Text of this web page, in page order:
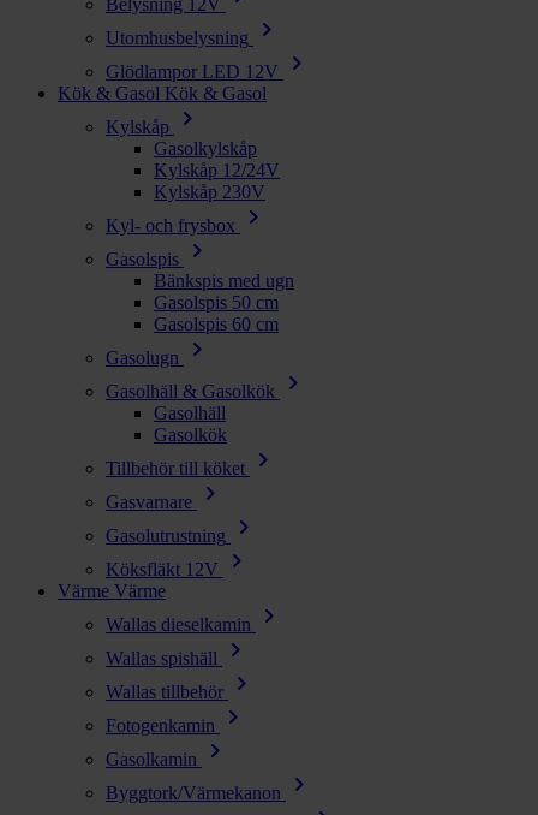
Belysning 12V
Utomhusbelysning chevron_right
Glödlampor LED 12V chevron_right
Kök & Gasol Kök & Gasol
Kylskåp
chevron_right
Gasolkylskåp
Kylskåp 12/24V
Kylskåp 230V
Kyl- och frysbox
chevron_right
Gasolspis chevron_right
Bänkspis med ugn
Gasolspis 50 cm
Gasolspis 60 cm
Gasolugn
chevron_right
Gasolhäll & Gasolkök chevron_right
Gasolhäll
Gasolkök
Tillbehör till köket
chevron_right
Gasvarnare chevron_right
Gasolutrustning chevron_right
Köksfläkt 12V chevron_right
Värme Värme
Wallas dieselkamin
chevron_right
Wallas spishäll chevron_right
Wallas tillbehör chevron_right
Fotogenkamin chevron_right
Gasolkamin chevron_right
Byggtork/Värmekanon chevron_right